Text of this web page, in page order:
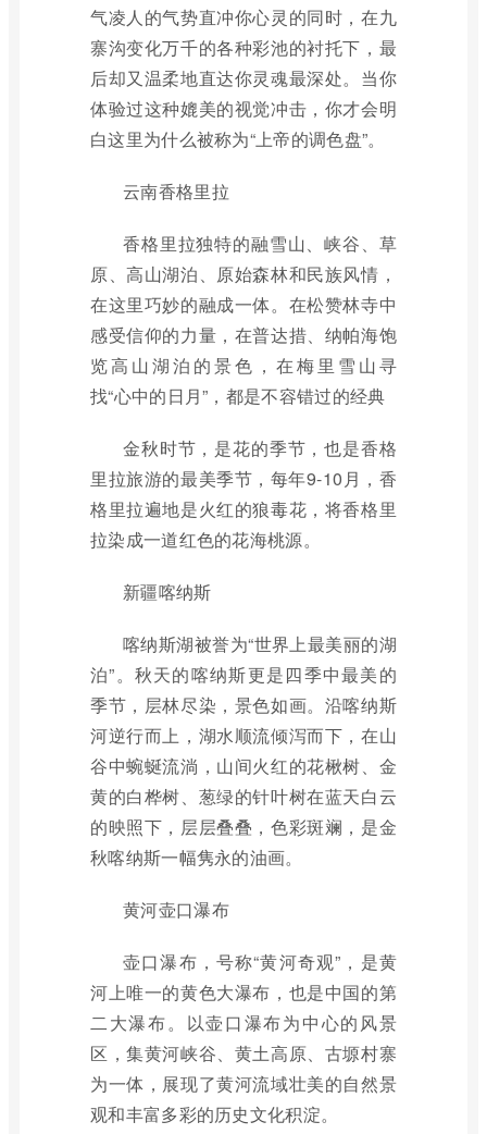
气凌人的气势直冲你心灵的同时，在九
寨沟变化万千的各种彩池的衬托下，最
后却又温柔地直达你灵魂最深处。当你
体验过这种媲美的视觉冲击，你才会明
白这里为什么被称为“上帝的调色盘”。
云南香格里拉
香格里拉独特的融雪山、峡谷、草
原、高山湖泊、原始森林和民族风情，
在这里巧妙的融成一体。在松赞林寺中
感受信仰的力量，在普达措、纳帕海饱
览高山湖泊的景色，在梅里雪山寻
找“心中的日月”，都是不容错过的经典
金秋时节，是花的季节，也是香格
里拉旅游的最美季节，每年9-10月，香
格里拉遍地是火红的狼毒花，将香格里
拉染成一道红色的花海桃源。
新疆喀纳斯
喀纳斯湖被誉为“世界上最美丽的湖
泊”。秋天的喀纳斯更是四季中最美的
季节，层林尽染，景色如画。沿喀纳斯
河逆行而上，湖水顺流倾泻而下，在山
谷中蜿蜒流淌，山间火红的花楸树、金
黄的白桦树、葱绿的针叶树在蓝天白云
的映照下，层层叠叠，色彩斑斓，是金
秋喀纳斯一幅隽永的油画。
黄河壶口瀑布
壶口瀑布，号称“黄河奇观”，是黄
河上唯一的黄色大瀑布，也是中国的第
二大瀑布。以壶口瀑布为中心的风景
区，集黄河峡谷、黄土高原、古塬村寨
为一体，展现了黄河流域壮美的自然景
观和丰富多彩的历史文化积淀。